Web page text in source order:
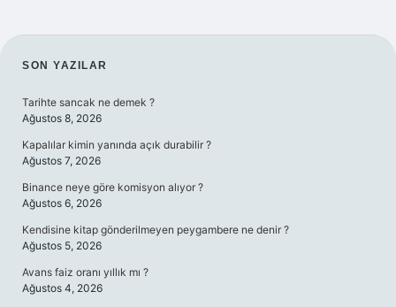
SIDEBAR
SON YAZILAR
Tarihte sancak ne demek ?
Ağustos 8, 2026
Kapalılar kimin yanında açık durabilir ?
Ağustos 7, 2026
Binance neye göre komisyon alıyor ?
Ağustos 6, 2026
Kendisine kitap gönderilmeyen peygambere ne denir ?
Ağustos 5, 2026
Avans faiz oranı yıllık mı ?
Ağustos 4, 2026